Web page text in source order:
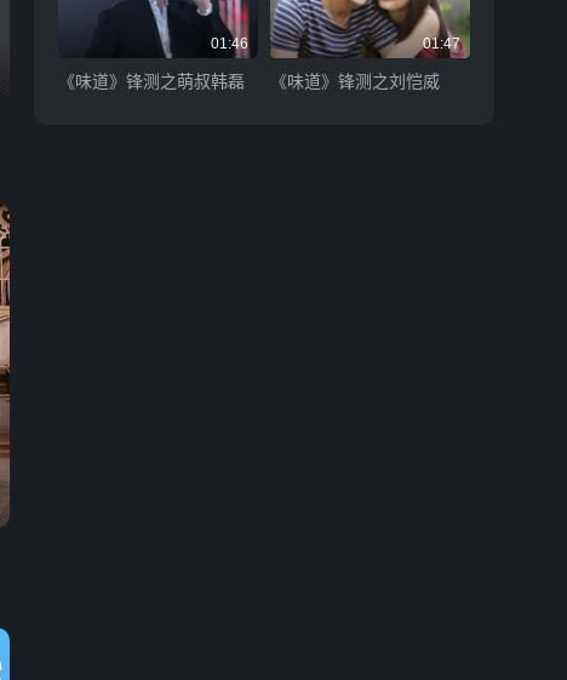
01:46
《味道》锋测之萌叔韩磊
01:47
《味道》锋测之刘恺威